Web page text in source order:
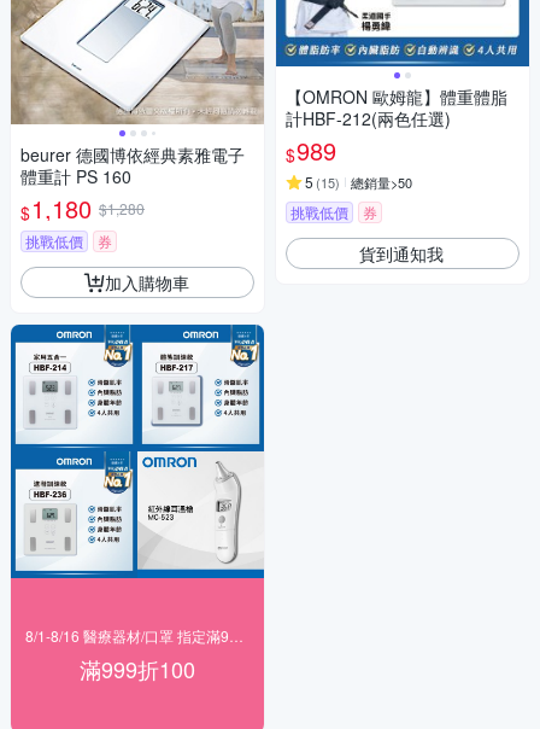
beurer 德國博依經典素雅電子
體重計 PS 160
$1,180 $1,280
挑戰低價
券
加入購物車
滿999折100
【OMRON 歐姆龍】體重體脂
計HBF-212(兩色任選)
$989
5 (15) 總銷量>50
挑戰低價 券
貨到通知我